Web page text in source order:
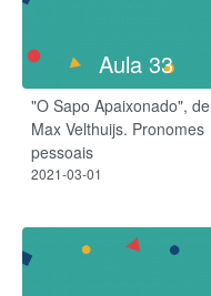
Aula 33
"O Sapo Apaixonado", de
Max Velthuijs. Pronomes
pessoais
2021-03-01